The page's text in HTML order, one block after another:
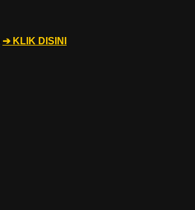
➔ KLIK DISINI